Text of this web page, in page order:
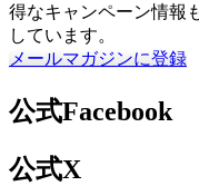
得なキャンペーン情報
しています。
メールマガジンに登録
公式Facebook
公式X